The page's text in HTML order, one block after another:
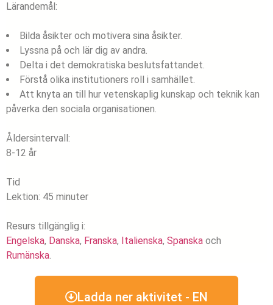
Lärandemål:
Bilda åsikter och motivera sina åsikter.
Lyssna på och lär dig av andra.
Delta i det demokratiska beslutsfattandet.
Förstå olika institutioners roll i samhället.
Att knyta an till hur vetenskaplig kunskap och teknik kan
påverka den sociala organisationen.
Åldersintervall:
8-12 år
Tid
Lektion: 45 minuter
Resurs tillgänglig i:
Engelska, Danska, Franska, Italienska, Spanska och
Rumänska.
Ladda ner aktivitet - EN